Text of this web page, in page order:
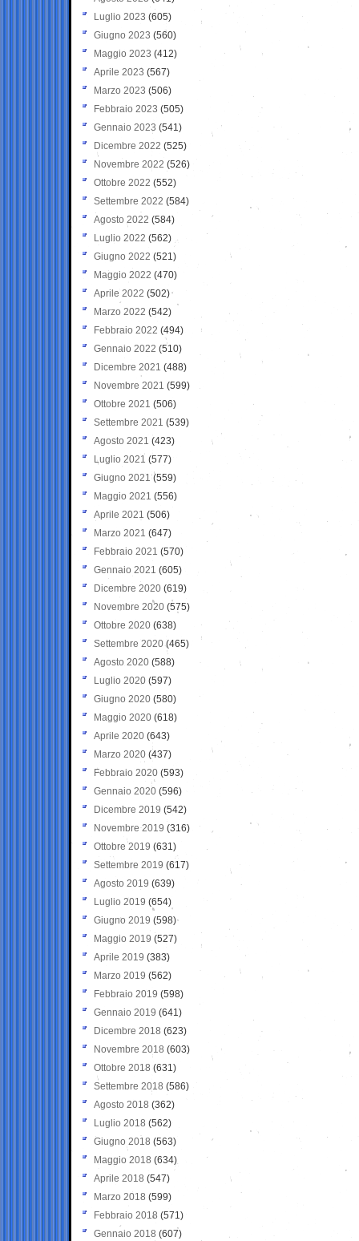
Luglio 2023 (605)
Giugno 2023 (560)
Maggio 2023 (412)
Aprile 2023 (567)
Marzo 2023 (506)
Febbraio 2023 (505)
Gennaio 2023 (541)
Dicembre 2022 (525)
Novembre 2022 (526)
Ottobre 2022 (552)
Settembre 2022 (584)
Agosto 2022 (584)
Luglio 2022 (562)
Giugno 2022 (521)
Maggio 2022 (470)
Aprile 2022 (502)
Marzo 2022 (542)
Febbraio 2022 (494)
Gennaio 2022 (510)
Dicembre 2021 (488)
Novembre 2021 (599)
Ottobre 2021 (506)
Settembre 2021 (539)
Agosto 2021 (423)
Luglio 2021 (577)
Giugno 2021(559)
Maggio 2021 (556)
Aprile 2021 (506)
Marzo 2021 (647)
Febbraio 2021 (570)
Gennaio 2021 (605)
Dicembre 2020 (619)
Novembre 2020 (575)
Ottobre 2020 (638)
Settembre 2020(465)
Agosto 2020 (588)
Luglio 2020 (597)
Giugno 2020 (580)
Maggio 2020 (618)
Aprile 2020 (643)
Marzo 2020 (437)
Febbraio 2020 (593)
Gennaio 2020 (596)
Dicembre 2019 (542)
Novembre 2019 (316)
Ottobre 2019 (631)
Settembre 2019 (617)
Agosto 2019 (639)
Luglio 2019 (654)
Giugno 2019 (598)
Maggio 2019 (527)
Aprile 2019 (383)
Marzo 2019 (562)
Febbraio 2019 (598)
Gennaio 2019 (641)
Dicembre 2018 (623)
Novembre 2018 (603)
Ottobre 2018 (631)
Settembre 2018 (586)
Agosto 2018 (362)
Luglio 2018 (562)
Giugno 2018 (563)
Maggio 2018 (634)
Aprile 2018 (547)
Marzo 2018 (599)
Febbraio 2018 (571)
Gennaio 2018 (607)